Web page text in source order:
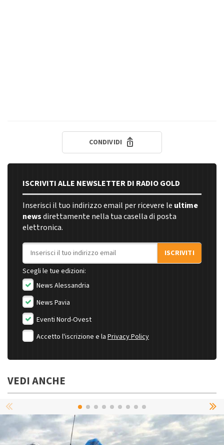
CONDIVIDI
ISCRIVITI ALLE NEWSLETTER DI RADIO GOLD
Inserisci il tuo indirizzo email per ricevere le ultime
newsdirettamente nella tua casella di posta
elettronica.
Indirizzo email
ISCRIVITI
Scegli le tue edizioni:
News Alessandria
News Pavia
Eventi Nord-Ovest
Accetto l'iscrizione e la Privacy Policy
VEDI ANCHE